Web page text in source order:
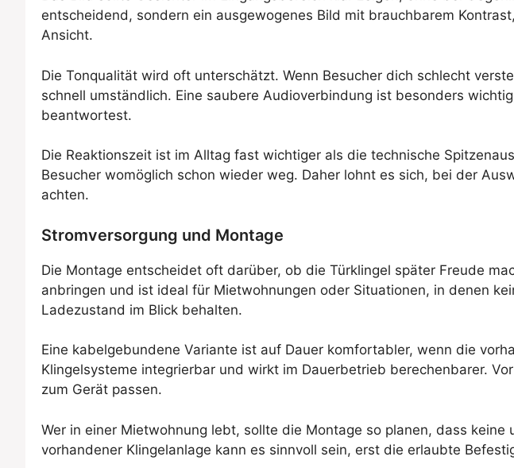
entscheidend, sondern ein ausgewogenes Bild mit brauchbarem
Ansicht.
Die Tonqualität wird oft unterschätzt. Wenn Besucher dich schlecht
schnell umständlich. Eine saubere Audioverbindung ist besonders
beantwortest.
Die Reaktionszeit ist im Alltag fast wichtiger als die technische
Besucher womöglich schon wieder weg. Daher lohnt es sich, bei der
achten.
Stromversorgung und Montage
Die Montage entscheidet oft darüber, ob die Türklingel später Freude
anbringen und ist ideal für Mietwohnungen oder Situationen, in denen
Ladezustand im Blick behalten.
Eine kabelgebundene Variante ist auf Dauer komfortabler, wenn die
Klingelsysteme integrierbar und wirkt im Dauerbetrieb berechenbarer.
zum Gerät passen.
Wer in einer Mietwohnung lebt, sollte die Montage so planen, dass
vorhandener Klingelanlage kann es sinnvoll sein, erst die erlaubte